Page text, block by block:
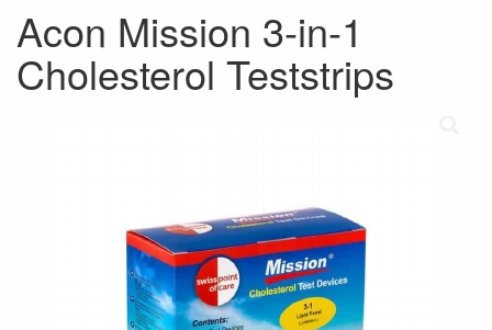
Acon Mission 3-in-1
Cholesterol Teststrips